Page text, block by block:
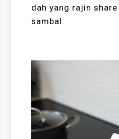
dah yang rajin
sambal.